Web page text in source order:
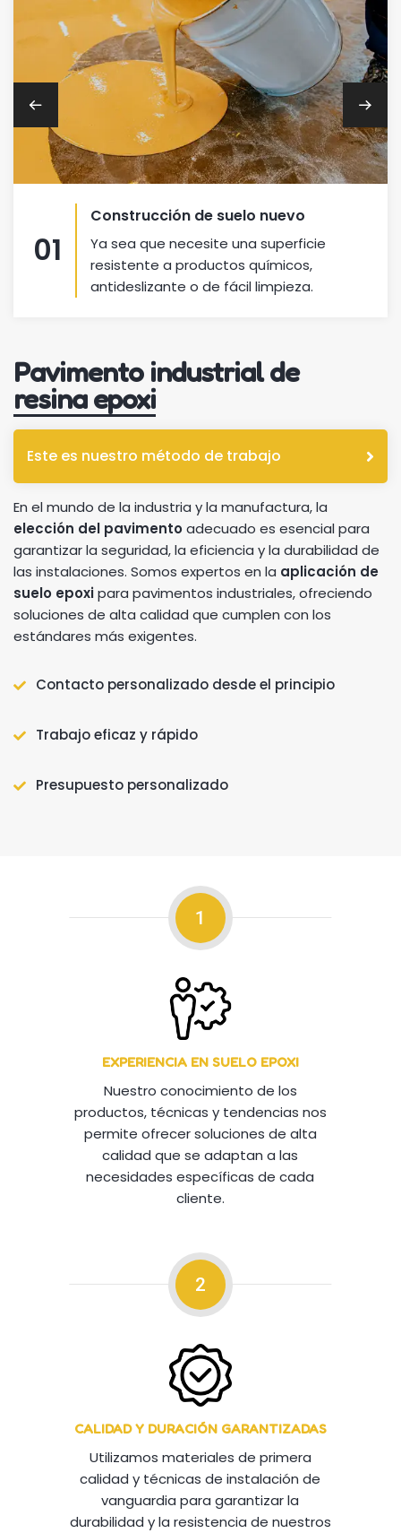
01
Construcción de suelo nuevo
Ya sea que necesite una superficie
resistente a productos químicos,
antideslizante o de fácil limpieza.
Pavimento industrial de
resina epoxi
Este es nuestro método de trabajo
En el mundo de la industria y la manufactura, la
elección del pavimentoadecuado es esencial para
garantizar la seguridad, la eficiencia y la durabilidad de
las instalaciones. Somos expertos en la aplicación de
suelo epoxipara pavimentos industriales, ofreciendo
soluciones de alta calidad que cumplen con los
estándares más exigentes.
Contacto personalizado desde el principio
Trabajo eficaz y rápido
Presupuesto personalizado
1
EXPERIENCIA EN SUELO EPOXI
Nuestro conocimiento de los
productos, técnicas y tendencias nos
permite ofrecer soluciones de alta
calidad que se adaptan a las
necesidades específicas de cada
cliente.
2
CALIDAD Y DURACIÓN GARANTIZADAS
Utilizamos materiales de primera
calidad y técnicas de instalación de
vanguardia para garantizar la
durabilidad y la resistencia de nuestros